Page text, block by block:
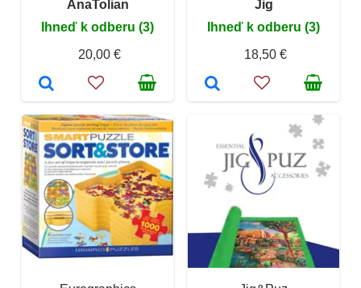
AnaTolian
Ihneď k odberu (3)
20,00 €
Jig
Ihneď k odberu (3)
18,50 €